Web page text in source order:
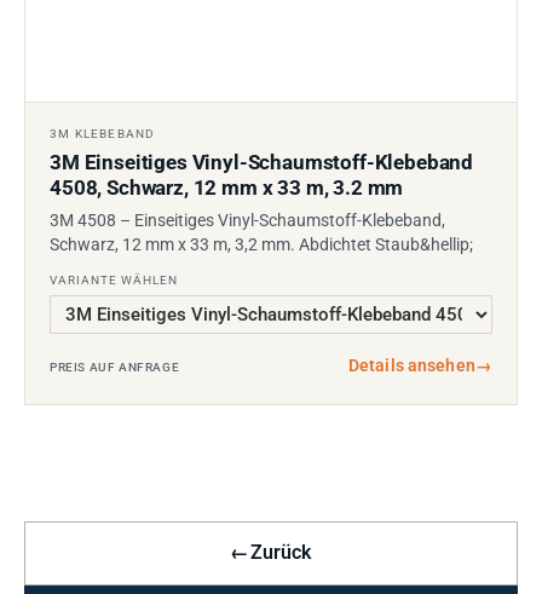
3M KLEBEBAND
3M Einseitiges Vinyl-Schaumstoff-Klebeband
4508, Schwarz, 12 mm x 33 m, 3.2 mm
3M 4508 – Einseitiges Vinyl-Schaumstoff-Klebeband,
Schwarz, 12 mm x 33 m, 3,2 mm. Abdichtet Staub&hellip;
VARIANTE WÄHLEN
PREIS AUF ANFRAGE Details ansehen→
←Zurück